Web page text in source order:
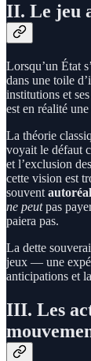
II. Le jeu
Lorsqu’un État
dans une toile
institutions et
est en réalité
La théorie
voyait le défaut
et l’exclusion
cette vision est
souvent
ne peutpas
paiera pas.
La dette
jeux — une
anticipations et
III. Les